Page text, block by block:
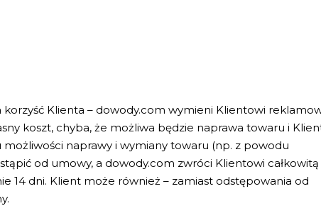
Klienta – dowody.com wymieni Klientowi
koszt, chyba, że możliwa będzie naprawa towaru i
naprawy i wymiany towaru (np. z powodu
od umowy, a dowody.com zwróci Klientowi całkowitą
14 dni. Klient może również – zamiast odstępowania od